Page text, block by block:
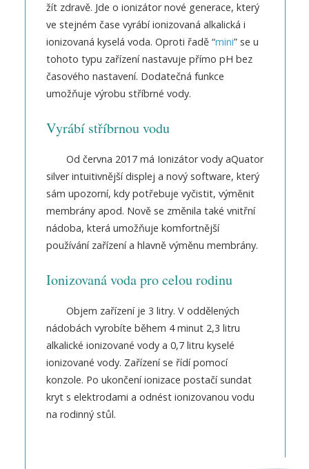
žít zdravě. Jde o ionizátor nové generace, který
ve stejném čase vyrábí ionizovaná alkalická i
ionizovaná kyselá voda. Oproti řadě “mini” se u
tohoto typu zařízení nastavuje přímo pH bez
časového nastavení. Dodatečná funkce
umožňuje výrobu stříbrné vody.
Vyrábí stříbrnou vodu
Od června 2017 má Ionizátor vody aQuator
silver intuitivnější displej a nový software, který
sám upozorní, kdy potřebuje vyčistit, výměnit
membrány apod. Nově se změnila také vnitřní
nádoba, která umožňuje komfortnější
používání zařízení a hlavně výměnu membrány.
Ionizovaná voda pro celou rodinu
Objem zařízení je 3 litry. V oddělených
nádobách vyrobíte během 4 minut 2,3 litru
alkalické ionizované vody a 0,7 litru kyselé
ionizované vody. Zařízení se řídí pomocí
konzole. Po ukončení ionizace postačí sundat
kryt s elektrodami a odnést ionizovanou vodu
na rodinný stůl.